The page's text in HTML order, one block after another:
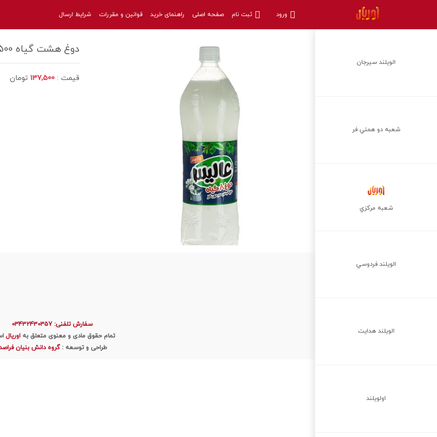
ورود ثبت نام صفحه اصلی راهنمای خرید قوانین و مقررات شرایط ارسال
الويلند سيرجان
شعبه دو همتي فر
شعبه مركزي
الويلند فردوسي
الويلند هدايت
اولويلند
دوغ هشت گیاه 1500 عالیس
قیمت : 137,500 تومان
سفارش تلفنی: 03432430357
تمام حقوق مادی و معنوی متعلق بهاوریال
طراحی و توسعه :گروه دانش بنیان